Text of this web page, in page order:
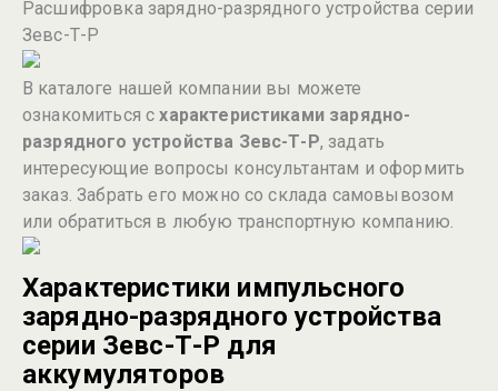
Расшифровка зарядно-разрядного устройства серии
Зевс-Т-Р
В каталоге нашей компании вы можете
ознакомиться схарактеристиками зарядно-
разрядного устройства Зевс-Т-Р, задать
интересующие вопросы консультантам и оформить
заказ. Забрать его можно со склада самовывозом
или обратиться в любую транспортную компанию.
Характеристики импульсного
зарядно-разрядного устройства
серии Зевс-Т-Р для
аккумуляторов